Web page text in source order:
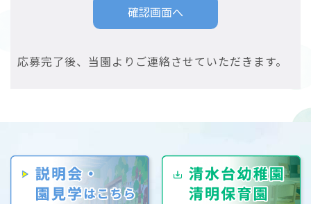
応募完了後、当園よりご連絡させていただきます。